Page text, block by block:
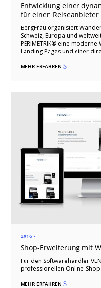
Entwicklung einer
für einen Reiseanbieter
BergFrau organisiert
Schweiz, Europa und
PERIMETRIK® eine
Landing Pages und einer
MEHR ERFAHREN$
2016 -
Shop-Erweiterung mit
Für den Softwarehändler
professionellen Online-
MEHR ERFAHREN$